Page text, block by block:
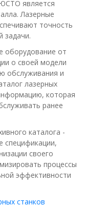
является
Лазерные
точность
задачи.
оборудование от
о своей модели
обслуживания и
лазерных
которая
ранее
каталога -
спецификации,
своего
процессы
эффективности
станков